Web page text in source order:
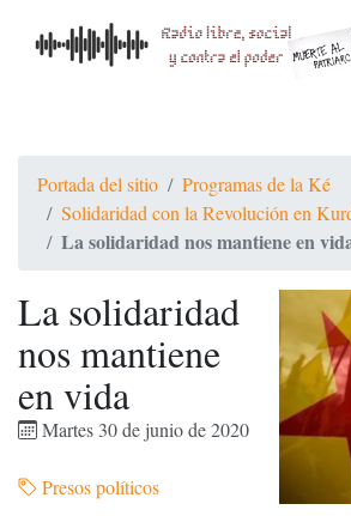
Portada del sitio
Programas de la Ké
Solidaridad con la Revolución en
La solidaridad nos mantiene en
La solidaridad
nos mantiene
en vida
Martes 30 de junio de 2020
Presos políticos